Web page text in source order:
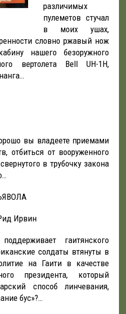
различимых
пулеметов стучал
в моих ушах,
словно ржавый нож
нашего безоружного
вертолета Bell UH-1Н,
вы владеете приемами
отбиться от вооруженного
в трубочку закона
Ирвин
гаитянского
солдаты втянуты в
на Гаити в качестве
президента, который
способ линчевания,
бус»?…